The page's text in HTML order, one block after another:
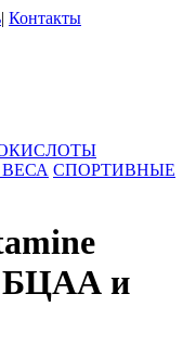
| Контакты
СПОРТИВНЫЕ
БЦАА и